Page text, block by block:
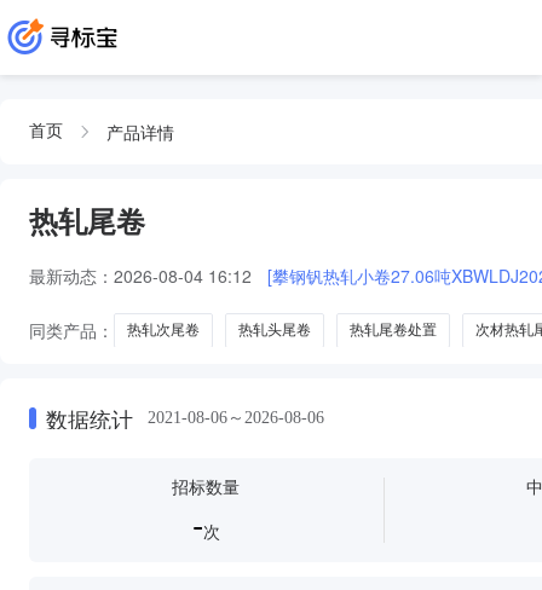
首页 产品详情
热轧尾卷
最新动态： 2026-08-04 16:12 [攀钢钒热轧小卷27.06吨
同类产品： 热轧次尾卷 热轧头尾卷 热轧尾卷处置 次材热轧
数据统计 2021-08-06～2026-08-06
招标数量
-次